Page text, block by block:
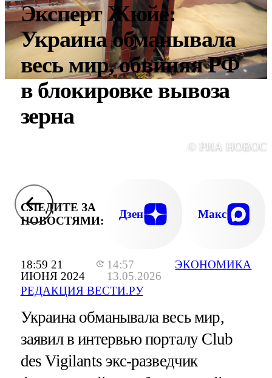
18:59 21
ИЮНЯ 2024
14:57
13.05.2026
РЕДАКЦИЯ ВЕСТИ.РУ
ЭКОНОМИКА
Эксперт Жюйе:
Украина обманывала
весь мир, обвиняя РФ
в блокировке вывоза
зерна
© РИА
СЛЕДИТЕ ЗА
НОВОСТЯМИ:
Дзен Макс
Украина обманывала весь мир,
заявил в интервью порталу Club
des Vigilants экс-разведчик